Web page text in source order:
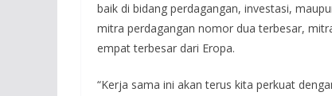
baik di bidang perdagangan, investasi,
mitra perdagangan nomor dua terbesar,
empat terbesar dari Eropa.
“Kerja sama ini akan terus kita perkuat